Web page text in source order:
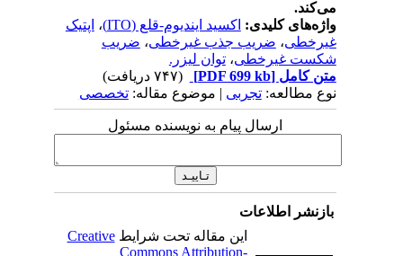
می‌کند.
واژه‌های کلیدی:اکسید ایندیوم-قلع (ITO) ،اپتیک
غیرخطی،ضریب جذب غیرخطی،ضریب
شکست غیرخطی،توان لیزر.
متن کامل[PDF 699 kb]
نوع مطالعه:تجربی| موضوع مقاله:تخصصی
ارسال پیام به نویسنده مسئول
بازنشر اطلاعات
این مقاله تحت شرایطCreative
Commons Attribution-